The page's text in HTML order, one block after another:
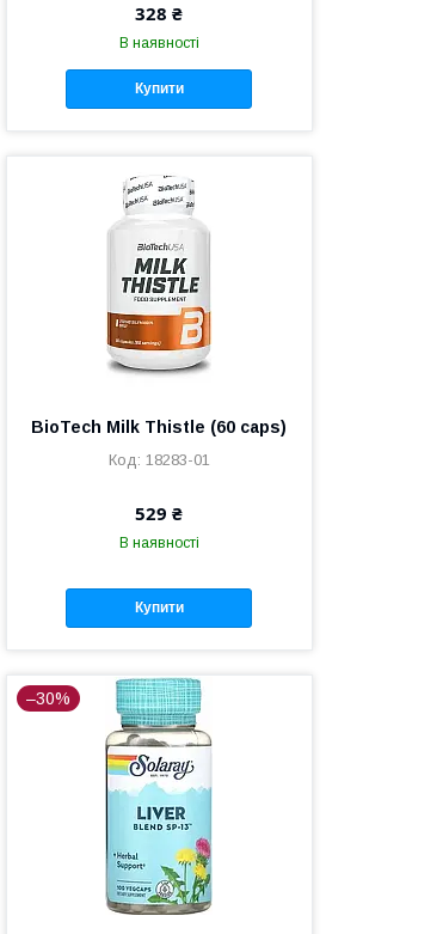
328 ₴
В наявності
Купити
BioTech Milk Thistle (60 caps)
18283-01
529 ₴
В наявності
Купити
–30%